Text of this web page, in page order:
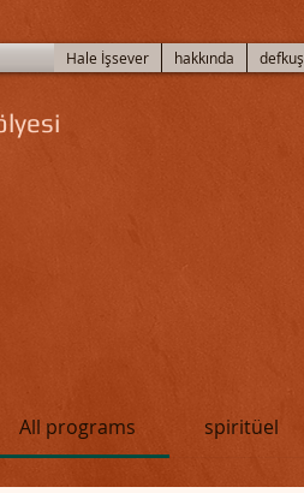
Hale İşsever hakkında defkuş
All programs spiritüel